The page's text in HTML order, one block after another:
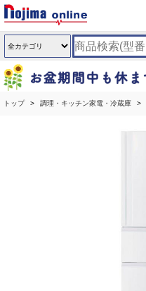
トップ 調理・キッチン家電・冷蔵庫